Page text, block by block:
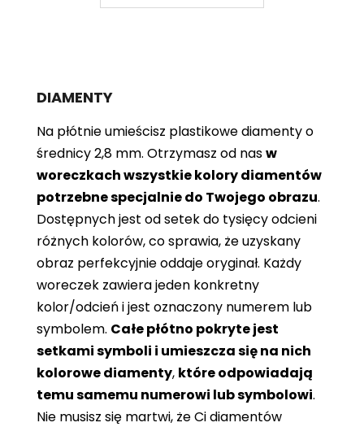
DIAMENTY
Na płótnie umieścisz plastikowe diamenty o
średnicy 2,8 mm. Otrzymasz od nasw
woreczkach wszystkie kolory diamentów
potrzebne specjalnie do Twojego obrazu.
Dostępnych jest od setek do tysięcy odcieni
różnych kolorów, co sprawia, że ​​uzyskany
obraz perfekcyjnie oddaje oryginał. Każdy
woreczek zawiera jeden konkretny
kolor/odcień i jest oznaczony numerem lub
symbolem. Całe płótno pokryte jest
setkami symboli i umieszcza się na nich
kolorowe diamenty, które odpowiadają
temu samemu numerowi lub symbolowi.
Nie musisz się martwi, że Ci diamentów